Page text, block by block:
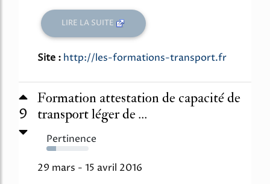
LIRE LA SUITE
Site : http://les-formations-transport.fr
9
Formation attestation de capacité de
transport léger de ...
Pertinence
23%
29 mars - 15 avril 2016